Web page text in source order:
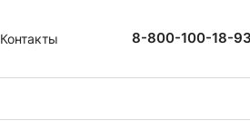
Контакты 8-800-100-18-93